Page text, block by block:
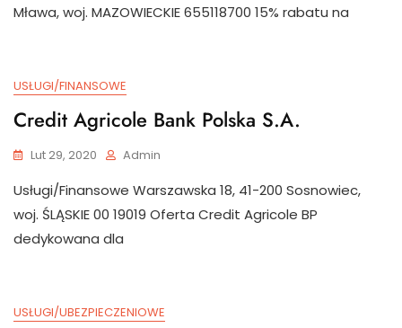
Mława, woj. MAZOWIECKIE 655118700 15% rabatu na
USŁUGI/FINANSOWE
Credit Agricole Bank Polska S.A.
Lut 29, 2020 Admin
Usługi/Finansowe Warszawska 18, 41-200 Sosnowiec,
woj. ŚLĄSKIE 00 19019 Oferta Credit Agricole BP
dedykowana dla
USŁUGI/UBEZPIECZENIOWE